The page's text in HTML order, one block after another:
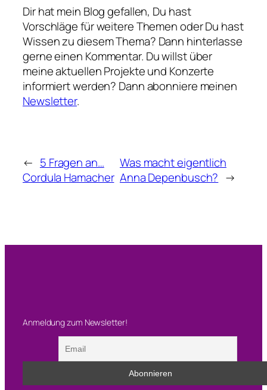
Dir hat mein Blog gefallen, Du hast
Vorschläge für weitere Themen oder Du hast
Wissen zu diesem Thema? Dann hinterlasse
gerne einen Kommentar. Du willst über
meine aktuellen Projekte und Konzerte
informiert werden? Dann abonniere meinen
Newsletter.
← 5 Fragen an…
Cordula Hamacher
Was macht eigentlich
Anna Depenbusch? →
Anmeldung zum Newsletter!